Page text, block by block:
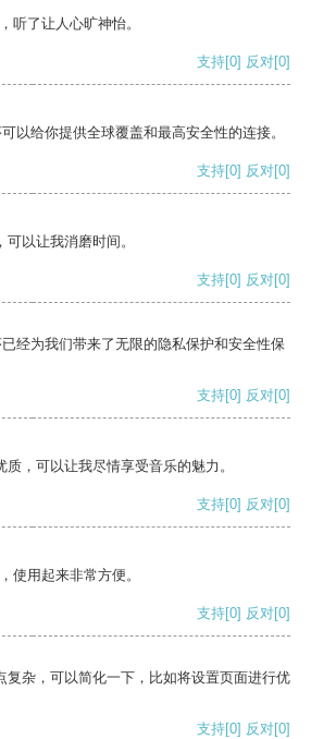
听了让人心旷神怡。
支持[0] 反对[0]
以给你提供全球覆盖和最高安全性的连接。
支持[0] 反对[0]
以让我消磨时间。
支持[0] 反对[0]
经为我们带来了无限的隐私保护和安全性保
支持[0] 反对[0]
，可以让我尽情享受音乐的魅力。
支持[0] 反对[0]
使用起来非常方便。
支持[0] 反对[0]
复杂，可以简化一下，比如将设置页面进行优
支持[0] 反对[0]